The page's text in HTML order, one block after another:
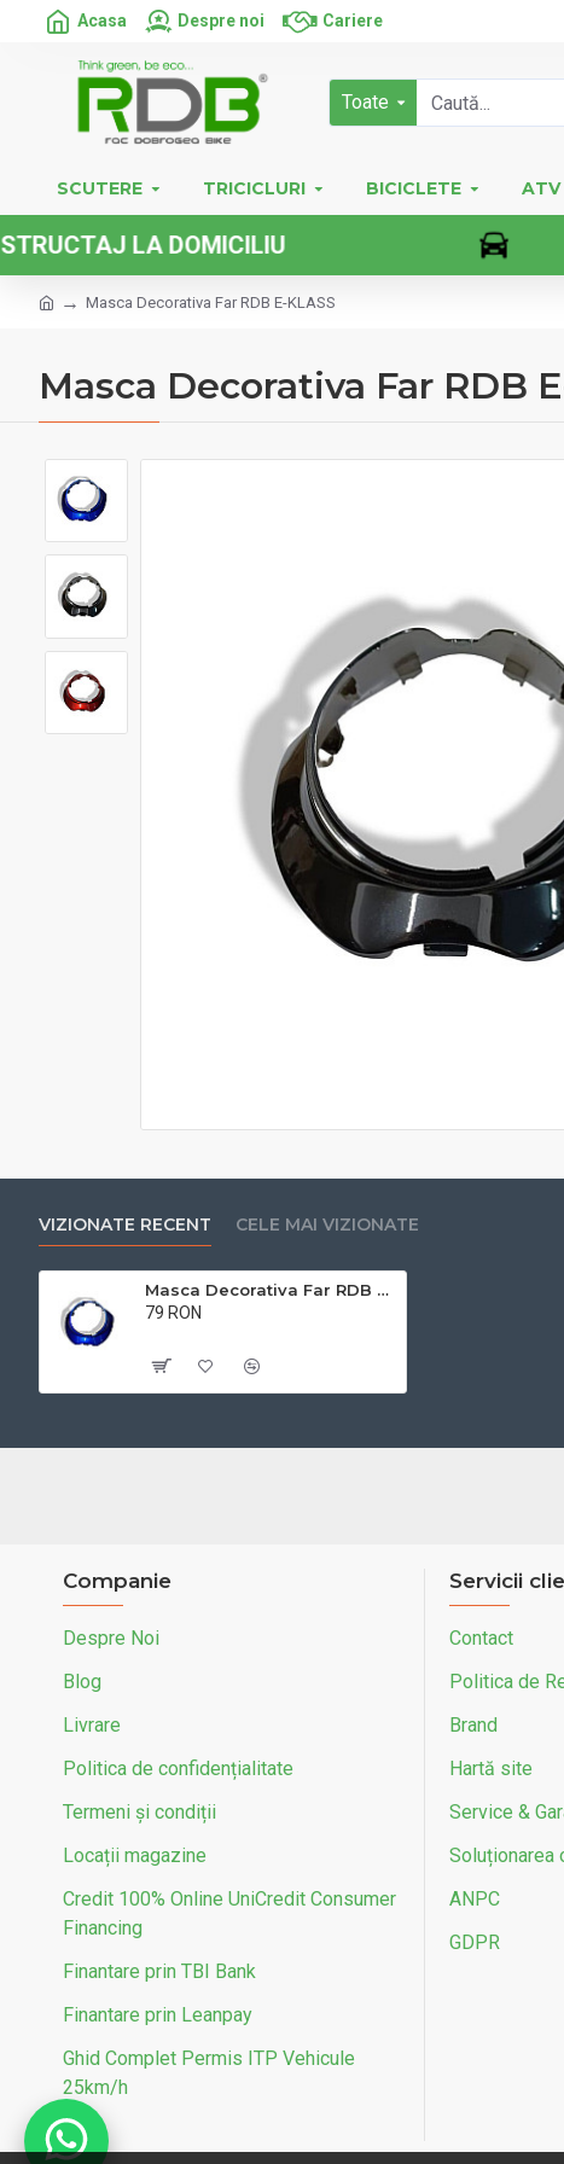
Acasa Despre noi Cariere
Toate
SCUTERE TRICICLURI BICICLETE ATV
LA DOMICILIU
Masca Decorativa Far RDB E-KLASS
Masca Decorativa Far RDB
VIZIONATE RECENT CELE MAI VIZIONATE
Masca Decorativa Far RDB E-KLASS
79 RON
Companie
Despre Noi
Blog
Livrare
Politica de confidențialitate
Termeni și condiții
Locații magazine
Credit 100% Online UniCredit Consumer
Financing
Finantare prin TBI Bank
Finantare prin Leanpay
Ghid Complet Permis ITP Vehicule
25km/h
Servicii
Contact
Politica de
Brand
Hartă site
Service &
Soluționarea
ANPC
GDPR